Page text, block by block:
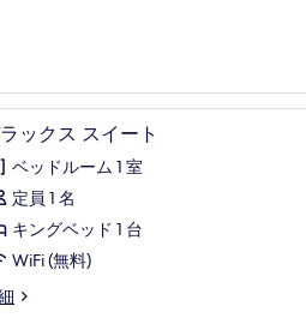
エジプト綿
4ックス スイート
ベッドルーム 1 室
定員 1 名
キングベッド 1 台
WiFi (無料)